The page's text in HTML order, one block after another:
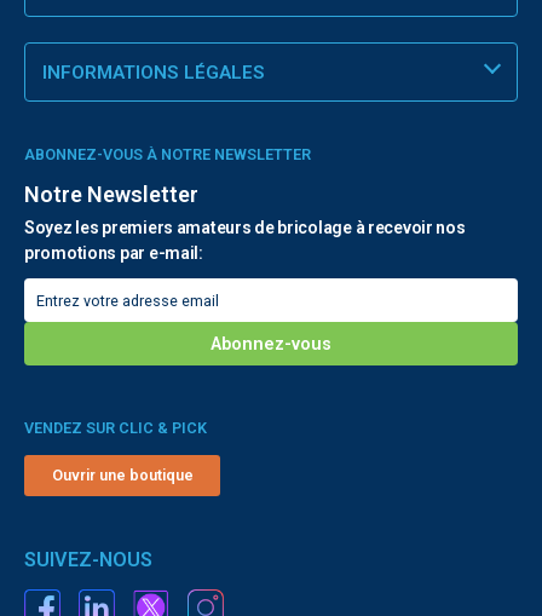
INFORMATIONS LÉGALES
ABONNEZ-VOUS À NOTRE NEWSLETTER
Notre Newsletter
Soyez les premiers amateurs de bricolage à recevoir nos
promotions par e-mail:
VENDEZ SUR CLIC & PICK
Ouvrir une boutique
SUIVEZ-NOUS